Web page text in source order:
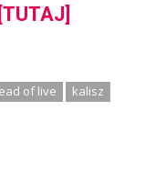
[TUTAJ]
of live
kalisz